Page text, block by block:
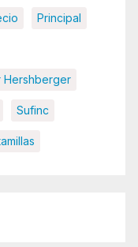
Principal
Hershberger
Sufinc